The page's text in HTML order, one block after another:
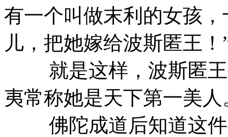
有一个叫做末利的女孩
儿，把她嫁给波斯匿王！
就是这样，波斯匿王
夷常称她是天下第一美人
佛陀成道后知道这件